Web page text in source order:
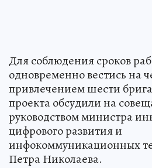
Для соблюдения сроков
одновременно вестись на
привлечением шести
проекта обсудили на
руководством министра
цифрового развития и
инфокоммуникационных
Петра Николаева.